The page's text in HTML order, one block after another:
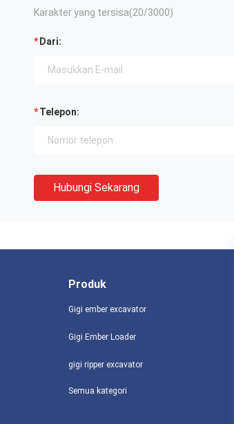
Karakter yang tersisa(20/3000)
Dari:
Telepon:
Hubungi Sekarang
Produk
Gigi ember excavator
Gigi Ember Loader
gigi ripper excavator
Semua kategori